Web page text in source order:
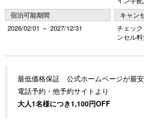
宿泊可能期間
2026/02/01 ～ 2027/12/31
キャン
チェッ
ンセル
最低価格保証 公式ホームページが最
電話予約・他予約サイトより
大人1名様につき1,100円OFF